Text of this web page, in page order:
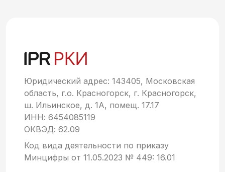
Юридический адрес: 143405, Московская
область, г.о. Красногорск, г. Красногорск,
ш. Ильинское, д. 1А, помещ. 17.17
ИНН: 6454085119
ОКВЭД: 62.09
Код вида деятельности по приказу
Минцифры от 11.05.2023 № 449: 16.01